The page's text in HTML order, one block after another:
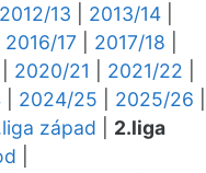
2012/13 2013/14
2016/17 2017/18
2020/21 2021/22
2024/25 2025/26
západ
2.liga